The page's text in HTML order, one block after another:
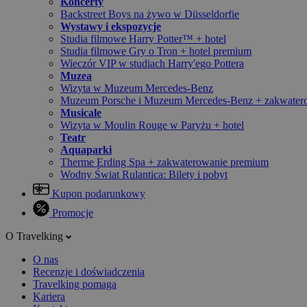
Backstreet Boys na żywo w Düsseldorfie
Wystawy i ekspozycje
Studia filmowe Harry Potter™ + hotel
Studia filmowe Gry o Tron + hotel premium
Wieczór VIP w studiach Harry'ego Pottera
Muzea
Wizyta w Muzeum Mercedes-Benz
Muzeum Porsche i Muzeum Mercedes-Benz +
Musicale
Wizyta w Moulin Rouge w Paryżu + hotel
Teatr
Aquaparki
Therme Erding Spa + zakwaterowanie premium
Wodny Świat Rulantica: Bilety i pobyt
Kupon podarunkowy
Promocje
O Travelking
O nas
Recenzje i doświadczenia
Travelking pomaga
Kariera